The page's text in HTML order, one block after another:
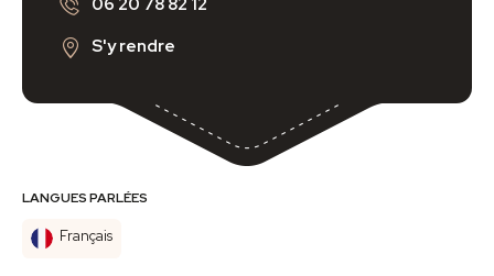
S'y rendre
LANGUES PARLÉES
Français